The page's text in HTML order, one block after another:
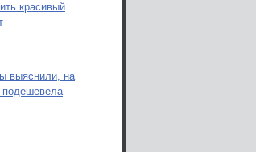
красивый
выяснили, на
подешевела